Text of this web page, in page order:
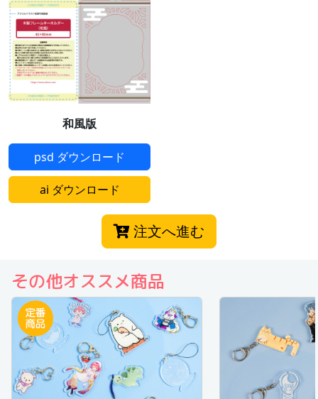
和風版
psd ダウンロード
ai ダウンロード
注文へ進む
その他オススメ商品